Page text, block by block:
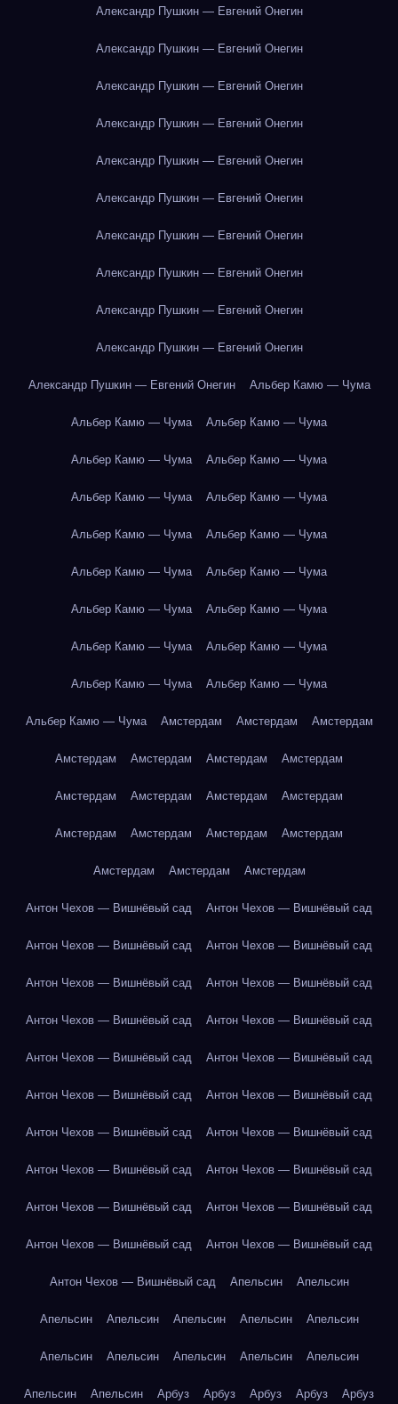
Александр Пушкин — Евгений Онегин
Александр Пушкин — Евгений Онегин
Александр Пушкин — Евгений Онегин
Александр Пушкин — Евгений Онегин
Александр Пушкин — Евгений Онегин
Александр Пушкин — Евгений Онегин
Александр Пушкин — Евгений Онегин
Александр Пушкин — Евгений Онегин
Александр Пушкин — Евгений Онегин
Александр Пушкин — Евгений Онегин
Александр Пушкин — Евгений Онегин Альбер Камю — Чума
Альбер Камю — Чума Альбер Камю — Чума
Альбер Камю — Чума Альбер Камю — Чума
Альбер Камю — Чума Альбер Камю — Чума
Альбер Камю — Чума Альбер Камю — Чума
Альбер Камю — Чума Альбер Камю — Чума
Альбер Камю — Чума Альбер Камю — Чума
Альбер Камю — Чума Альбер Камю — Чума
Альбер Камю — Чума Альбер Камю — Чума
Альбер Камю — Чума Амстердам Амстердам Амстердам
Амстердам Амстердам Амстердам Амстердам
Амстердам Амстердам Амстердам Амстердам
Амстердам Амстердам Амстердам Амстердам
Амстердам Амстердам Амстердам
Антон Чехов — Вишнёвый сад Антон Чехов — Вишнёвый сад
Антон Чехов — Вишнёвый сад Антон Чехов — Вишнёвый сад
Антон Чехов — Вишнёвый сад Антон Чехов — Вишнёвый сад
Антон Чехов — Вишнёвый сад Антон Чехов — Вишнёвый сад
Антон Чехов — Вишнёвый сад Антон Чехов — Вишнёвый сад
Антон Чехов — Вишнёвый сад Антон Чехов — Вишнёвый сад
Антон Чехов — Вишнёвый сад Антон Чехов — Вишнёвый сад
Антон Чехов — Вишнёвый сад Антон Чехов — Вишнёвый сад
Антон Чехов — Вишнёвый сад Антон Чехов — Вишнёвый сад
Антон Чехов — Вишнёвый сад Антон Чехов — Вишнёвый сад
Антон Чехов — Вишнёвый сад Апельсин Апельсин
Апельсин Апельсин Апельсин Апельсин Апельсин
Апельсин Апельсин Апельсин Апельсин Апельсин
Апельсин Апельсин Арбуз Арбуз Арбуз Арбуз Арбуз